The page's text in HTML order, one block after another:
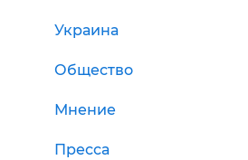
Украина
Общество
Мнение
Пресса